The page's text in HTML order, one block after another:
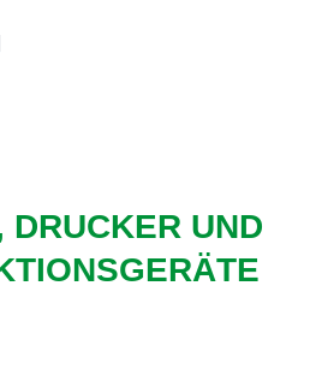
DRUCKER UND